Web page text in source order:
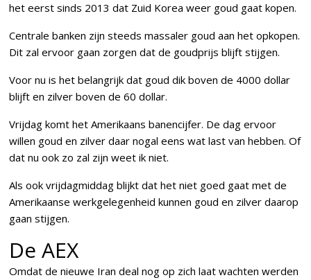
het eerst sinds 2013 dat Zuid Korea weer goud gaat kopen.
Centrale banken zijn steeds massaler goud aan het opkopen.
Dit zal ervoor gaan zorgen dat de goudprijs blijft stijgen.
Voor nu is het belangrijk dat goud dik boven de 4000 dollar
blijft en zilver boven de 60 dollar.
Vrijdag komt het Amerikaans banencijfer. De dag ervoor
willen goud en zilver daar nogal eens wat last van hebben. Of
dat nu ook zo zal zijn weet ik niet.
Als ook vrijdagmiddag blijkt dat het niet goed gaat met de
Amerikaanse werkgelegenheid kunnen goud en zilver daarop
gaan stijgen.
De AEX
Omdat de nieuwe Iran deal nog op zich laat wachten werden